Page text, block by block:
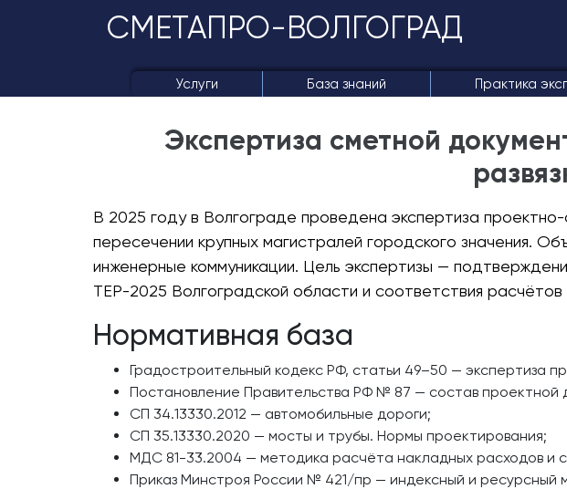
СМЕТАПРО-ВОЛГОГРАД
Услуги База знаний Практика
Экспертиза сметной
В 2025 году в Волгограде проведена экспертиза
пересечении крупных магистралей городского значения.
инженерные коммуникации. Цель экспертизы —
ТЕР-2025 Волгоградской области и соответствия
Нормативная база
Градостроительный кодекс РФ, статьи 49–50 — экспертиза
Постановление Правительства РФ № 87 — состав проектной
СП 34.13330.2012 — автомобильные дороги;
СП 35.13330.2020 — мосты и трубы. Нормы проектирования;
МДС 81-33.2004 — методика расчёта накладных расходов и
Приказ Минстроя России № 421/пр — индексный и ресурсный